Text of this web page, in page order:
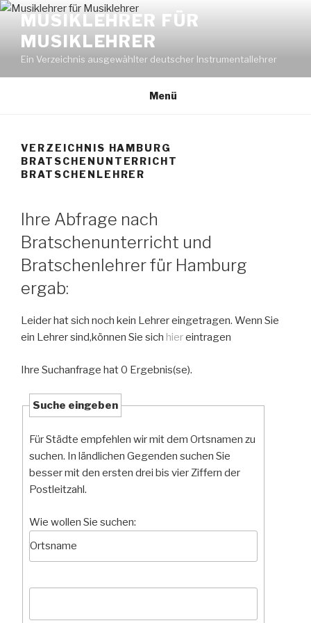
Zum
Inhalt
springen
MUSIKLEHRER FÜR
MUSIKLEHRER
Ein Verzeichnis ausgewählter deutscher Instrumentallehrer
Menü
VERZEICHNIS HAMBURG
BRATSCHENUNTERRICHT
BRATSCHENLEHRER
Ihre Abfrage nach
Bratschenunterricht und
Bratschenlehrer für Hamburg
ergab:
Leider hat sich noch kein Lehrer eingetragen. Wenn Sie
ein Lehrer sind,können Sie sich hiereintragen
Ihre Suchanfrage hat 0 Ergebnis(se).
Suche eingeben
Für Städte empfehlen wir mit dem Ortsnamen zu
suchen. In ländlichen Gegenden suchen Sie
besser mit den ersten drei bis vier Ziffern der
Postleitzahl.
Wie wollen Sie suchen: